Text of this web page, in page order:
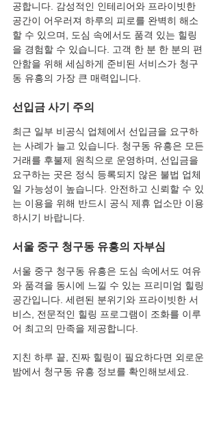
공합니다. 감성적인 인테리어와 프라이빗한
공간이 어우러져 하루의 피로를 완벽히 해소
할 수 있으며, 도심 속에서도 품격 있는 힐링
을 경험할 수 있습니다. 고객 한 분 한 분의 편
안함을 위해 세심하게 준비된 서비스가 청구
동 유흥의 가장 큰 매력입니다.
선입금 사기 주의
최근 일부 비공식 업체에서 선입금을 요구하
는 사례가 늘고 있습니다. 청구동 유흥은 모든
거래를 후불제 원칙으로 운영하며, 선입금을
요구하는 곳은 정식 등록되지 않은 불법 업체
일 가능성이 높습니다. 안전하고 신뢰할 수 있
는 이용을 위해 반드시 공식 제휴 업소만 이용
하시기 바랍니다.
서울 중구 청구동 유흥의 자부심
서울 중구 청구동 유흥은 도심 속에서도 여유
와 품격을 동시에 느낄 수 있는 프리미엄 힐링
공간입니다. 세련된 분위기와 프라이빗한 서
비스, 전문적인 힐링 프로그램이 조화를 이루
어 최고의 만족을 제공합니다.
지친 하루 끝, 진짜 힐링이 필요하다면 외로운
밤에서 청구동 유흥 정보를 확인해보세요.